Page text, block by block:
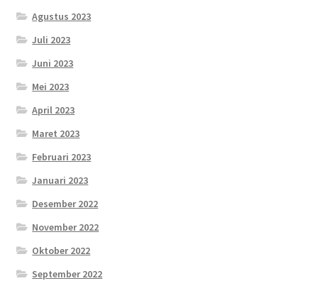
Agustus 2023
Juli 2023
Juni 2023
Mei 2023
April 2023
Maret 2023
Februari 2023
Januari 2023
Desember 2022
November 2022
Oktober 2022
September 2022